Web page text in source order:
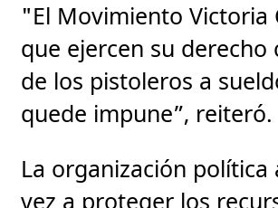
"El Movimiento Victoria
que ejercen su
de los pistoleros a
quede impune”, reiteró.
La organización